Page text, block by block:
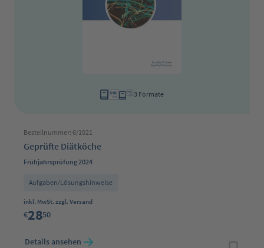
3 Formate
Bestellnummer: 6/1021
Geprüfte Diätköche
Frühjahrsprüfung 2024
Aufgaben/Lösungshinweise
Regulärer Preis:
inkl. MwSt. zzgl. Versand
€2850
Details ansehen